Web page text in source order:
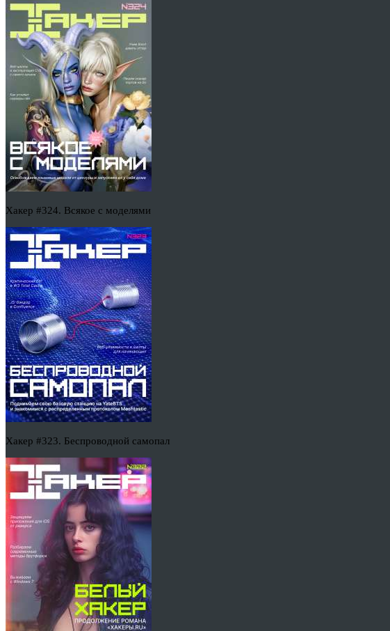
Хакер #324. Всякое с моделями
Хакер #323. Беспроводной самопал